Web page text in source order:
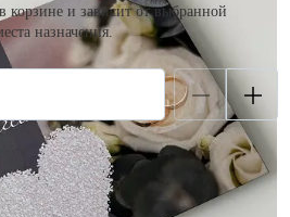
корзине и зависит от выбранной
назначения.